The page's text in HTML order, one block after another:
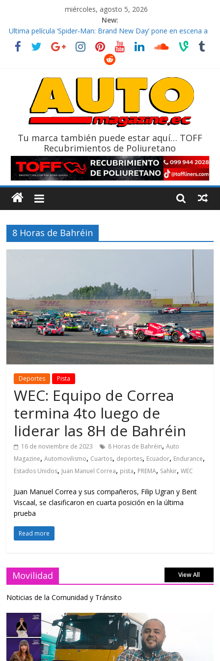
miércoles, agosto 5, 2026
New:
El costo de tener un vehículo gana protagonismo a la hora de
decidir
Ultima película ‘Spider‑Man: Brand New Day’ pone en escena a
La Vuelta al Ecuador 2026, edición 47ª, recorre 7 provincias en 8
La FEDAK recibe 12 Sinotruk Bolden para cubrir las rutas de La
Tu marca también puede estar aquí… TOFF
Recubrimientos de Poliuretano
8 Horas de Bahréin
Deportes Pista
WEC: Equipo de Correa
termina 4to luego de
liderar las 8H de Bahréin
16 de noviembre de 2023 8 Horas de Bahréin,Auto
Magazine,Automovilismo, Cuartos, deportes, Ecuador, Endurance,
Estados Unidos, Juan Manuel Correa, pista, PREMA, Sahkir,WEC
Juan Manuel Correa y sus compañeros, Filip Ugran y Bent
Viscaal, se clasificaron en cuarta posición en la última
prueba
Read more
Movilidad View All
Noticias de la Comunidad y Tránsito